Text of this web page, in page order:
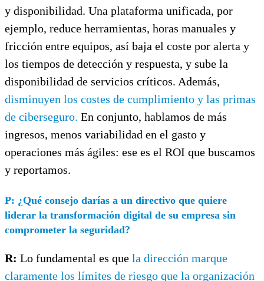
y disponibilidad. Una plataforma unificada, por
ejemplo, reduce herramientas, horas manuales y
fricción entre equipos, así baja el coste por alerta y
los tiempos de detección y respuesta, y sube la
disponibilidad de servicios críticos. Además,
disminuyen los costes de cumplimiento y las primas
de ciberseguro. En conjunto, hablamos de más
ingresos, menos variabilidad en el gasto y
operaciones más ágiles: ese es el ROI que buscamos
y reportamos.
P: ¿Qué consejo darías a un directivo que quiere
liderar la transformación digital de su empresa sin
comprometer la seguridad?
R: Lo fundamental es que la dirección marque
claramente los límites de riesgo que la organización